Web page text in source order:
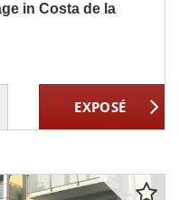
in Costa de la